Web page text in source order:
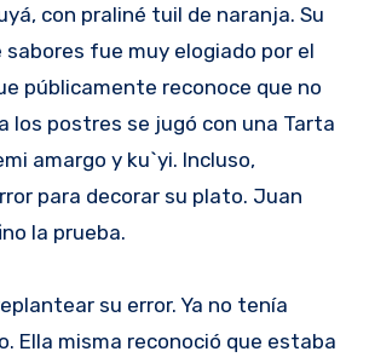
con praliné tuil de naranja. Su
sabores fue muy elogiado por el
públicamente reconoce que no
los postres se jugó con una Tarta
amargo y ku`yi. Incluso,
para decorar su plato. Juan
la prueba.
su error. Ya no tenía
Ella misma reconoció que estaba